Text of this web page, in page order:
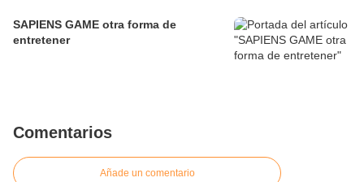
SAPIENS GAME otra forma de
entretener
Comentarios
Añade un comentario